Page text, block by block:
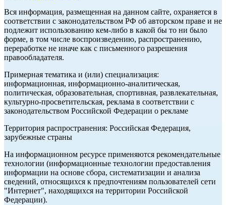
Вся информация, размещенная на данном сайте, охраняется в
соответствии с законодательством РФ об авторском праве и не
подлежит использованию кем-либо в какой бы то ни было
форме, в том числе воспроизведению, распространению,
переработке не иначе как с письменного разрешения
правообладателя.
Примерная тематика и (или) специализация:
информационная, информационно-аналитическая,
политическая, образовательная, спортивная, развлекательная,
культурно-просветительская, реклама в соответствии с
законодательством Российской Федерации о рекламе
Территория распространения: Российская Федерация,
зарубежные страны
На информационном ресурсе применяются рекомендательные
технологии (информационные технологии предоставления
информации на основе сбора, систематизации и анализа
сведений, относящихся к предпочтениям пользователей сети
"Интернет", находящихся на территории Российской
Федерации).